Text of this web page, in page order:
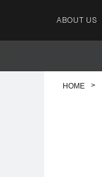
ABOUT US
HOME